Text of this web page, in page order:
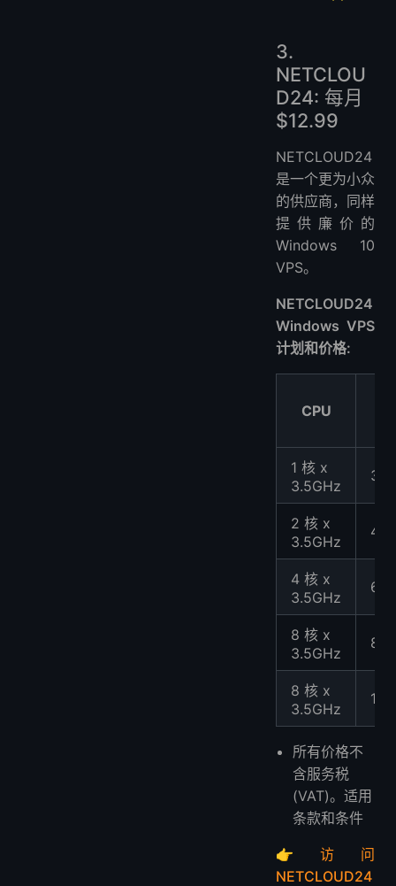
3.
NETCLOU
D24: 每月
$12.99
NETCLOUD24
是一个更为小众
的供应商，同样
提供廉价的
Windows 10
VPS。
NETCLOUD24
Windows VPS
计划和价格:
CPU
1 核 x
3.5GHz
2 核 x
3.5GHz
4 核 x
3.5GHz
8 核 x
3.5GHz
8 核 x
3.5GHz
所有价格不
含服务税
(VAT)。适用
条款和条件
👉 访问
NETCLOUD24